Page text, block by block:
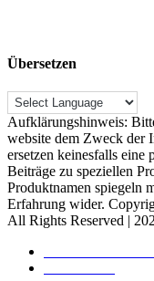
Übersetzen
Aufklärungshinweis:
website dem Zweck der
ersetzen keinesfalls
Beiträge zu speziellen
Produktnamen spiegeln
Erfahrung wider.
All Rights Reserved |